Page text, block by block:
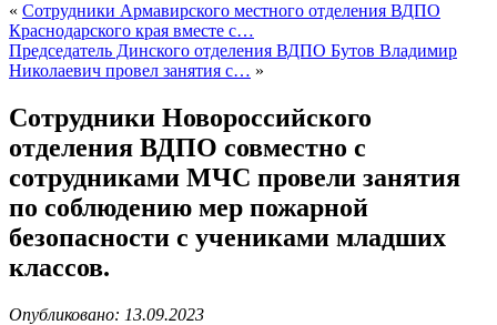
« Сотрудники Армавирского местного отделения ВДПО
Краснодарского края вместе с…
Председатель Динского отделения ВДПО Бутов Владимир
Николаевич провел занятия с… »
Сотрудники Новороссийского
отделения ВДПО совместно с
сотрудниками МЧС провели занятия
по соблюдению мер пожарной
безопасности с учениками младших
классов.
Опубликовано: 13.09.2023